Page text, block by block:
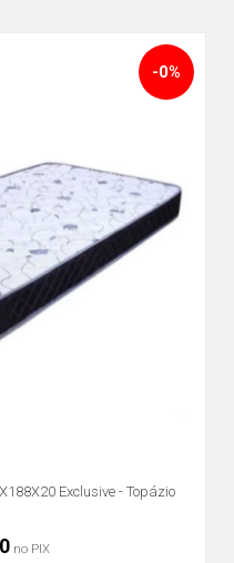
Exclusive - Topázio
-0%
no PIX